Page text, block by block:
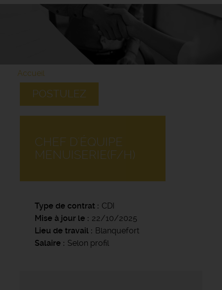
Accueil
POSTULEZ
CHEF D'ÉQUIPE
MENUISERIE(F/H)
Type de contrat
CDI
Mise à jour le
22/10/2025
Lieu de travail
Blanquefort
Salaire
Selon profil